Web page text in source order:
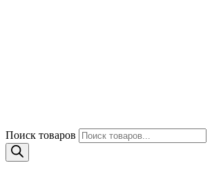
Поиск товаров